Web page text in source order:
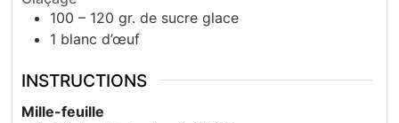
100 – 120 gr. de sucre glace
1 blanc d’œuf
INSTRUCTIONS
Mille-feuille